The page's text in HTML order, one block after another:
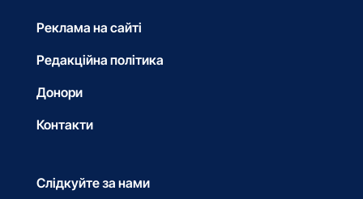
Реклама на сайті
Редакційна політика
Донори
Контакти
Слідкуйте за нами